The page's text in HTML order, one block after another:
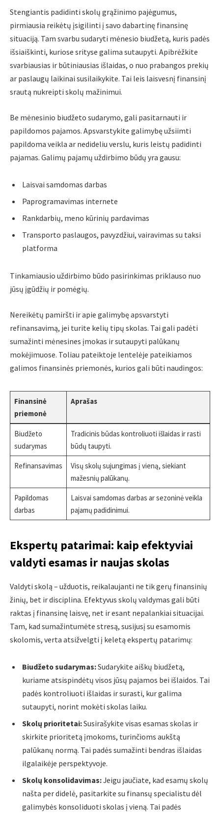
Stengiantis padidinti skolų grąžinimo pajėgumus,
pirmiausia reikėtų įsigilinti į savo dabartinę finansinę
situaciją. Tam svarbu sudaryti mėnesio biudžetą, kuris padės
išsiaiškinti, kuriose srityse galima sutaupyti. Apibrėžkite
svarbiausias ir būtiniausias išlaidas, o nuo prabangos prekių
ar paslaugų laikinai susilaikykite. Tai leis laisvesnį finansinį
srautą nukreipti skolų mažinimui.
Be mėnesinio biudžeto sudarymo, gali pasitarnauti ir
papildomos pajamos. Apsvarstykite galimybę užsiimti
papildoma veikla ar nedideliu verslu, kuris leistų padidinti
pajamas. Galimų pajamų uždirbimo būdų yra gausu:
Laisvai samdomas darbas
Paprogramavimas internete
Rankdarbių, meno kūrinių pardavimas
Transporto paslaugos, pavyzdžiui, vairavimas su taksi
platforma
Tinkamiausio uždirbimo būdo pasirinkimas priklauso nuo
jūsų įgūdžių ir pomėgių.
Nereikėtų pamiršti ir apie galimybę apsvarstyti
refinansavimą, jei turite kelių tipų skolas. Tai gali padėti
sumažinti mėnesines įmokas ir sutaupyti palūkanų
mokėjimuose. Toliau pateiktoje lentelėje pateikiamos
galimos finansinės priemonės, kurios gali būti naudingos:
Finansinė
priemonė
Aprašas
Biudžeto
sudarymas
Tradicinis būdas kontroliuoti išlaidas ir rasti
būdų taupyti.
Refinansavimas
Visų skolų sujungimas į vieną, siekiant
mažesnių palūkanų.
Papildomas
darbas
Laisvai samdomas darbas ar sezoninė veikla
pajamų padidinimui.
Ekspertų patarimai: kaip efektyviai
valdyti esamas ir naujas skolas
Valdyti skolą – užduotis, reikalaujanti ne tik gerų finansinių
žinių, bet ir disciplina. Efektyvus skolų valdymas gali būti
raktas į finansinę laisvę, net ir esant nepalankiai situacijai.
Tam, kad sumažintumėte stresą, susijusį su esamomis
skolomis, verta atsižvelgti į keletą ekspertų patarimų:
Biudžeto sudarymas:Sudarykite aiškų biudžetą,
kuriame atsispindėtų visos jūsų pajamos bei išlaidos. Tai
padės kontroliuoti išlaidas ir surasti, kur galima
sutaupyti, norint mokėti skolas laiku.
Skolų prioritetai:Susirašykite visas esamas skolas ir
skirkite prioritetą įmokoms, turinčioms aukštą
palūkanų normą. Tai padės sumažinti bendras išlaidas
ilgalaikėje perspektyvoje.
Skolų konsolidavimas:Jeigu jaučiate, kad esamų skolų
našta per didelė, pasitarkite su finansų specialistu dėl
galimybės konsoliduoti skolas į vieną. Tai padės